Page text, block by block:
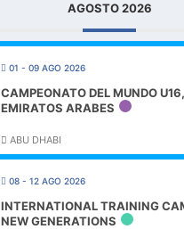
AGOSTO 2026
01 - 09 AGO 2026
CAMPEONATO DEL MUNDO
EMIRATOS ARABES
ABU DHABI
08 - 12 AGO 2026
INTERNATIONAL TRAINING
NEW GENERATIONS